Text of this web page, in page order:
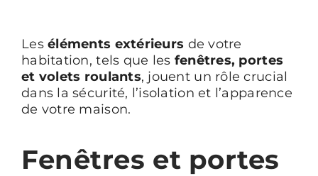
Leséléments extérieurs de votre
habitation, tels que les fenêtres, portes
et volets roulants, jouent un rôle crucial
dans la sécurité, l’isolation et l’apparence
de votre maison.
Fenêtres et portes